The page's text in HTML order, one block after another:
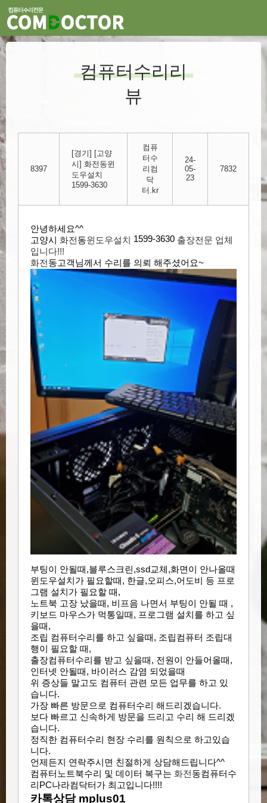
컴퓨터수리리
뷰
8397
[경기] [고양
시] 화전동윈
도우설치
1599-3630
컴퓨
터수
리컴
닥
터.kr
24-
05-
23
7832
안녕하세요^^
고양시 화전 ​동윈도우설치 1599-3630 ​ 출장전문 업체
입니다!!!
화전 ​동​고객님께​서 수리 를 의뢰 해주셨어요~
부팅이 안될때,블루스크린,ssd교체,화면이 안나올때
윈도우설치가 필요할때, 한글,오피스,어도비 등 프로
그램 설치가 필요할 때,
노트북 고장 났을때, 비프음 나면서 부팅이 안될 때 ,
키보드 마우스가 먹통일때, 프로그램 설치를 하고 싶
을때,
조립 컴퓨터수리를 하고 싶을때, 조립컴퓨터 조립대
행이 필요할 때,
출장컴퓨터수리를 받고 싶을때, 전원이 안들어올때,
인터넷 안될때, 바이러스 감염 되었을때
위 증상들 말고도 컴퓨터 관련 모든 업무를 하고 있
습니다.
가장 빠른 방문으로 컴퓨터수리 해드리겠습니다.
보다 빠르고 신속하게 방문을 드리고 수리 해 드리겠
습니다.
정직한 컴퓨터수리 현장 수리를 원칙으로 하고있습
니다.
언제든지 연락주시면 친절하게 상담해드립니다^^
컴퓨터노트북수리 및 데이터 복구는 화전​동컴퓨터수
리PC나라컴닥터가 최고입니다!!!!
카톡상담 mplus01